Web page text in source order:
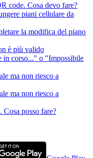
code. Cosa devo fare?
piani cellulare da
la modifica del piano
è più valido
in corso..." o "Impossibile
ma non riesco a
ma non riesco a
Cosa posso fare?